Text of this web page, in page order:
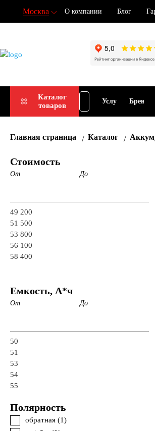
Москва О компании Блог
Каталог
товаров
Подбор
АКБ
Услуги Бренды
Главная страница Каталог
Стоимость
От До
49 200
51 500
53 800
56 100
58 400
Емкость, А*ч
От До
50
51
53
54
55
Полярность
обратная (1)